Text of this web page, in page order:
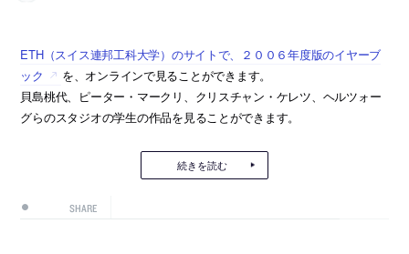
ETH（スイス連邦工科大学）のサイトで、２００６年度版のイヤーブ
ック
を、オンラインで見ることができます。
貝島桃代、ピーター・マークリ、クリスチャン・ケレツ、ヘルツォー
グらのスタジオの学生の作品を見ることができます。
続きを読む
SHARE